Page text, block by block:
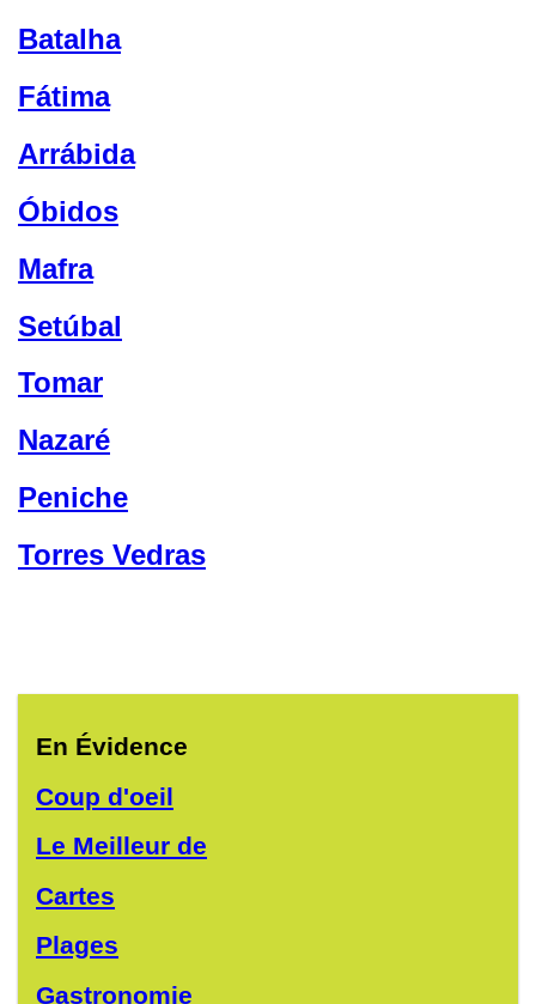
Batalha
Fátima
Arrábida
Óbidos
Mafra
Setúbal
Tomar
Nazaré
Peniche
Torres Vedras
En Évidence
Coup d'oeil
Le Meilleur de
Cartes
Plages
Gastronomie